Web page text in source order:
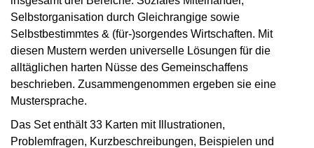
Selbstorganisation durch Gleichrangige sowie
Selbstbestimmtes & (für-)sorgendes Wirtschaften. Mit
diesen Mustern werden universelle Lösungen für die
alltäglichen harten Nüsse des Gemeinschaffens
beschrieben. Zusammengenommen ergeben sie eine
Mustersprache.
Das Set enthält 33 Karten mit Illustrationen,
Problemfragen, Kurzbeschreibungen, Beispielen und